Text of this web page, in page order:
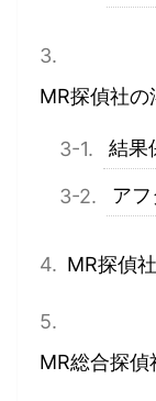
MR探偵社
結果
ア
MR探偵
MR総合探